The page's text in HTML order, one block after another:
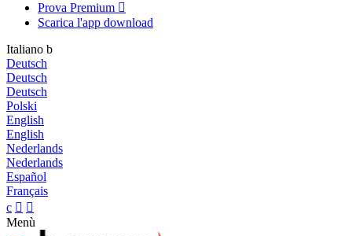
Prova Premium 
Scarica l'app download
Italiano b
Deutsch
Deutsch
Deutsch
Polski
English
English
Nederlands
Nederlands
Español
Français
c  
Menù